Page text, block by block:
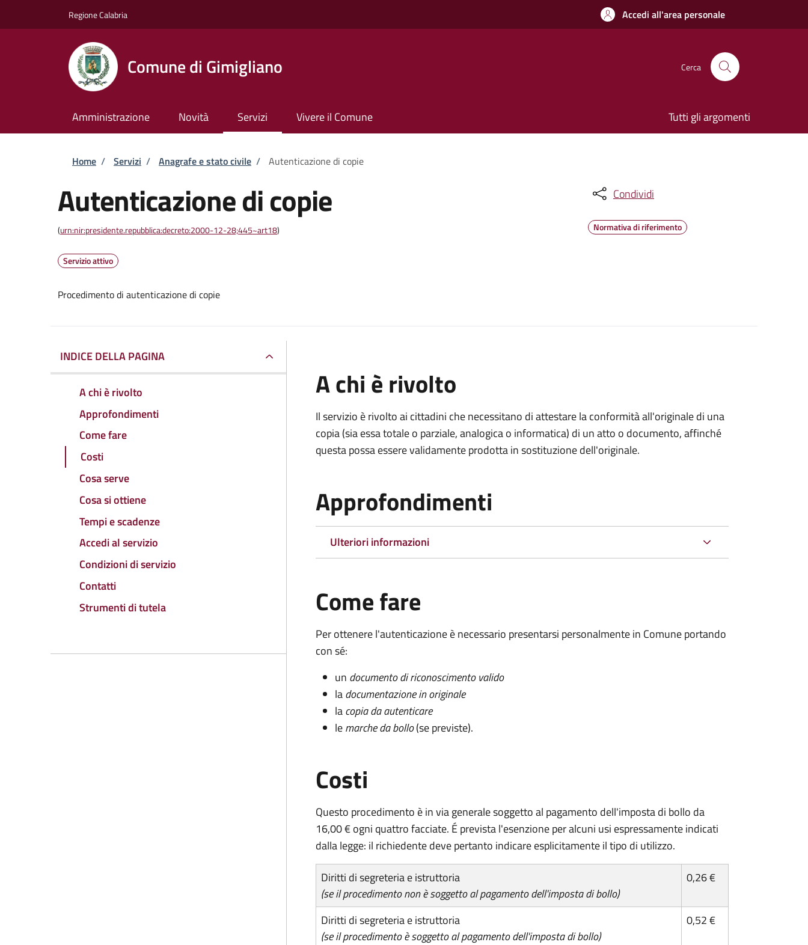
Regione Calabria Accedi all'area personale
Comune di Gimigliano Cerca
Amministrazione Novità Servizi Vivere il Comune Tutti gli argomenti
Briciole di pane
Home / Servizi / Anagrafe e stato civile / Autenticazione di copie
Autenticazione di copie
(urn:nir:presidente.repubblica:decreto:2000-12-28;445~art18)
Servizio attivo
Procedimento di autenticazione di copie
Condividi
Normativa di riferimento
INDICE DELLA PAGINA
A chi è rivolto
Approfondimenti
Come fare
Costi
Cosa serve
Cosa si ottiene
Tempi e scadenze
Accedi al servizio
Condizioni di servizio
Contatti
Strumenti di tutela
A chi è rivolto
Il servizio è rivolto ai cittadini che necessitano di attestare la conformità all'originale di una
copia (sia essa totale o parziale, analogica o informatica) di un atto o documento, affinché
questa possa essere validamente prodotta in sostituzione dell'originale.
Approfondimenti
Ulteriori informazioni
Come fare
Per ottenere l'autenticazione è necessario presentarsi personalmente in Comune portando
con sé:
un documento di riconoscimento valido
ladocumentazione in originale
lacopia da autenticare
lemarche da bollo(se previste).
Costi
Questo procedimento è in via generale soggetto al pagamento dell'imposta di bollo da
16,00 € ogni quattro facciate. É prevista l'esenzione per alcuni usi espressamente indicati
dalla legge: il richiedente deve pertanto indicare esplicitamente il tipo di utilizzo.
Diritti di segreteria e istruttoria
(se il procedimento non è soggetto al pagamento dell'imposta di bollo)
0,26 €
Diritti di segreteria e istruttoria
(se il procedimento è soggetto al pagamento dell'imposta di bollo)
0,52 €